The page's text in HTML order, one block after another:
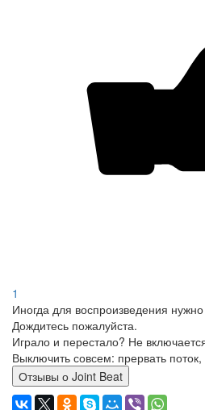
1
Иногда для воспроизведения
Дождитесь пожалуйста.
Играло и перестало? Не
Выключить совсем: прервать
Отзывы о Joint Beat